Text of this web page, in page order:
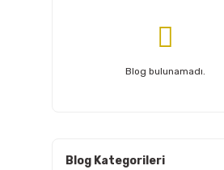
Blog bulunamadı.
Blog Kategorileri